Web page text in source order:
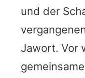
und der
Jawort. Vor